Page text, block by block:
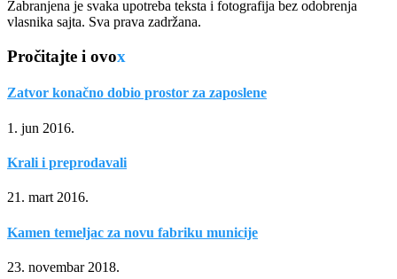
Zabranjena je svaka upotreba teksta i fotografija bez odobrenja
vlasnika sajta. Sva prava zadržana.
Pročitajte i ovox
Zatvor konačno dobio prostor za zaposlene
1. jun 2016.
Krali i preprodavali
21. mart 2016.
Kamen temeljac za novu fabriku municije
23. novembar 2018.